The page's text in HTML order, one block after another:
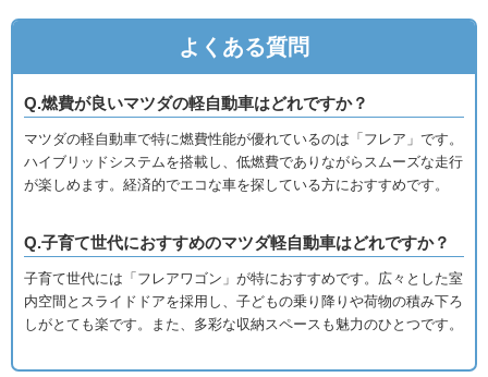
よくある質問
Q.燃費が良いマツダの軽自動車はどれですか？
マツダの軽自動車で特に燃費性能が優れているのは「フレア」です。
ハイブリッドシステムを搭載し、低燃費でありながらスムーズな走行
が楽しめます。経済的でエコな車を探している方におすすめです。
Q.子育て世代におすすめのマツダ軽自動車はどれですか？
子育て世代には「フレアワゴン」が特におすすめです。広々とした室
内空間とスライドドアを採用し、子どもの乗り降りや荷物の積み下ろ
しがとても楽です。また、多彩な収納スペースも魅力のひとつです。